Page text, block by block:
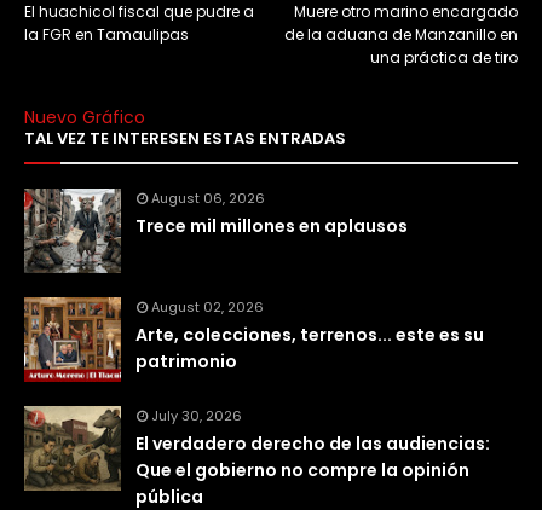
Muere otro marino encargado
de la aduana de Manzanillo en
una práctica de tiro
El huachicol fiscal que pudre a
la FGR en Tamaulipas
Nuevo Gráfico
TAL VEZ TE INTERESEN ESTAS ENTRADAS
August 06, 2026
Trece mil millones en aplausos
August 02, 2026
Arte, colecciones, terrenos... este es su
patrimonio
July 30, 2026
El verdadero derecho de las audiencias:
Que el gobierno no compre la opinión
pública